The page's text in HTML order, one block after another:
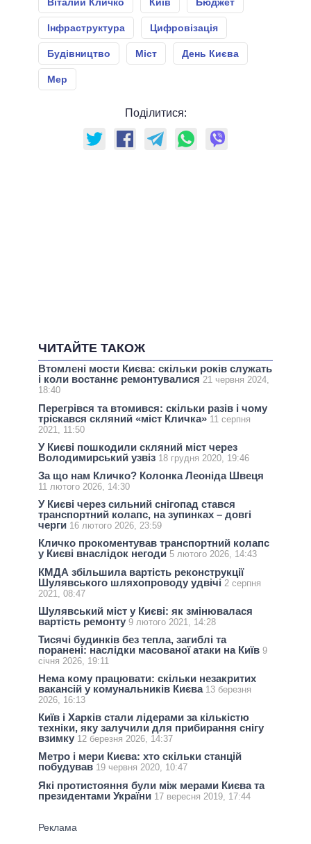
Інфраструктура Цифровізація
Будівництво Міст День Києва
Мер
Поділитися:
ЧИТАЙТЕ ТАКОЖ
Втомлені мости Києва: скільки років служать
і коли востаннє ремонтувалися 21 червня 2024,
18:40
Перегрівся та втомився: скільки разів і чому
тріскався скляний «міст Кличка» 11 серпня
2021, 11:50
У Києві пошкодили скляний міст через
Володимирський узвіз 18 грудня 2020, 19:46
За що нам Кличко? Колонка Леоніда Швеця
11 лютого 2026, 14:30
У Києві через сильний снігопад стався
транспортний колапс, на зупинках – довгі
черги 16 лютого 2026, 23:59
Кличко прокоментував транспортний колапс
у Києві внаслідок негоди 5 лютого 2026, 14:43
КМДА збільшила вартість реконструкції
Шулявського шляхопроводу удвічі 2 серпня
2021, 08:47
Шулявський міст у Києві: як змінювалася
вартість ремонту 9 лютого 2021, 14:28
Тисячі будинків без тепла, загиблі та
поранені: наслідки масованої атаки на Київ 9
січня 2026, 19:11
Нема кому працювати: скільки незакритих
вакансій у комунальників Києва 13 березня
2026, 16:13
Київ і Харків стали лідерами за кількістю
техніки, яку залучили для прибирання снігу
взимку 12 березня 2026, 14:37
Метро і мери Києва: хто скільки станцій
побудував 19 червня 2020, 10:47
Які протистояння були між мерами Києва та
президентами України 17 вересня 2019, 17:44